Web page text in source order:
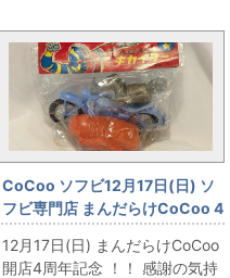
CoCoo ソフビ12月17日(日) ソ
フビ専門店 まんだらけCoCoo 4
周年記念 「TUYAMA 人造人間
キカイダー」
12月17日(日) まんだらけCoCoo
開店4周年記念 ！！ 感謝の気持